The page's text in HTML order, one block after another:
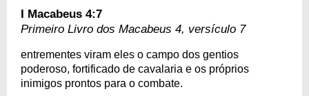
I Macabeus 4:7
Primeiro Livro dos Macabeus 4, versículo 7
entrementes viram eles o campo dos gentios
poderoso, fortificado de cavalaria e os próprios
inimigos prontos para o combate.